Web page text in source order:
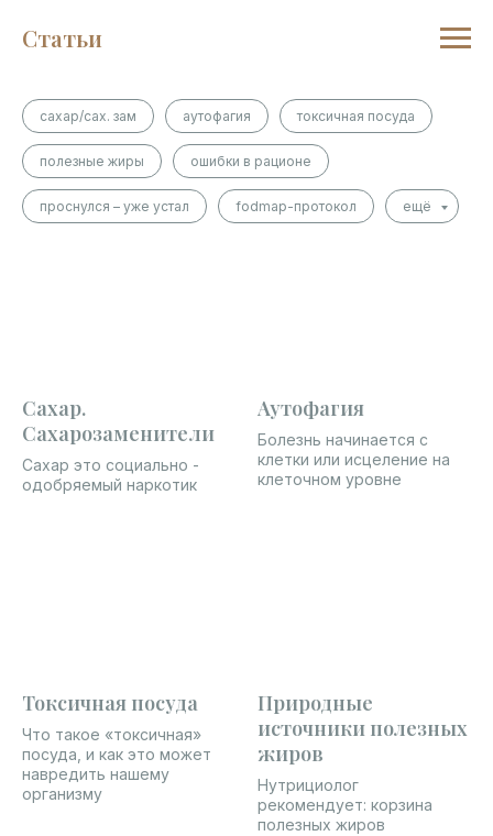
Статьи
сахар/сах. зам аутофагия токсичная посуда
полезные жиры ошибки в рационе
проснулся – уже устал fodmap-протокол ещё
Сахар.
Сахарозаменители
Сахар это социально -
одобряемый наркотик
Аутофагия
Болезнь начинается с
клетки или исцеление на
клеточном уровне
Токсичная посуда
Что такое «токсичная»
посуда, и как это может
навредить нашему
организму
Природные
источники полезных
жиров
Нутрициолог
рекомендует: корзина
полезных жиров